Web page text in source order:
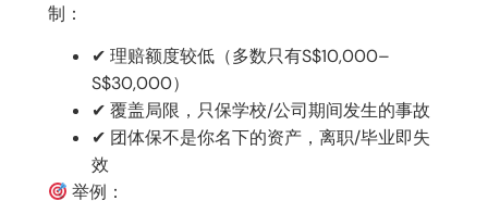
制：
✔ 理赔额度较低（多数只有S$10,000–
S$30,000）
✔ 覆盖局限，只保学校/公司期间发生的事故
✔ 团体保不是你名下的资产，离职/毕业即失
效
举例：